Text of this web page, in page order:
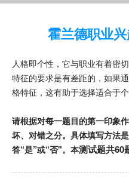
霍兰德职业兴
人格即个性，它与职业有着密
特征的要求是有差距的，如果
格特征，这有助于选择适合于个
请根据对每一题目的第一印象
坏、对错之分。具体填写方法
答“是”或“否"。本测试题共60